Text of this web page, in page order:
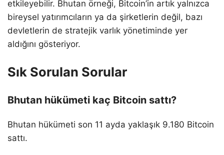
etkileyebilir. Bhutan örneği, Bitcoin’in artık yalnızca
bireysel yatırımcıların ya da şirketlerin değil, bazı
devletlerin de stratejik varlık yönetiminde yer
aldığını gösteriyor.
Sık Sorulan Sorular
Bhutan hükümeti kaç Bitcoin sattı?
Bhutan hükümeti son 11 ayda yaklaşık 9.180 Bitcoin
sattı.